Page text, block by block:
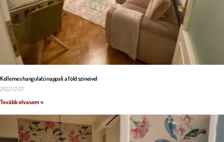
Kellemes hangulatú nappali a föld színeivel
2022.12.07.
Tovább olvasom »